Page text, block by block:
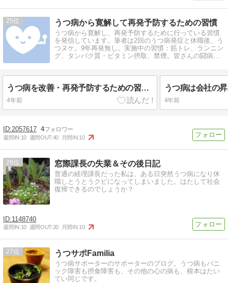
25 うつ病から寛解して再発予防するための習慣
うつ病から寛解し、再発予防するために行っている習慣
を発信しています。筆者は2回のうつ病発症と休職後、う
つヌケ。9年再発無し。実施中の習慣：筋トレ、ランニン
グ、タンパク質・ビタミン摂取、禁煙。皆さんの闘病を
うつ病を改善・再発予防するための習慣と習慣化する方法
4年前
うつ病は会社の
4年前
2057617 4
週間IN:10 週間OUT:40 月間IN:10
26 窓際課長の失業＆その後日記
普通の経理課長だった私は、ある日突然うつ病になり休
職しとうとうクビになってしまいました。はたして社会
復帰できるのでしょうか？
1148740
週間IN:10 週間OUT:20 月間IN:10
27 うつサポFamilia
うつ病サポーターのサポーターのブログ。うつ病もパニ
ック障害も摂食障害も、その他の心の病も、根本はたい
てい同じです。